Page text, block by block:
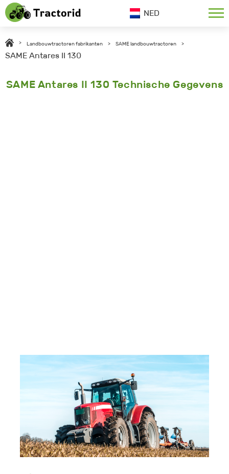
NED
> Landbouwtractoren fabrikanten > SAME landbouwtractoren >
SAME Antares II 130
SAME Antares II 130 Technische Gegevens